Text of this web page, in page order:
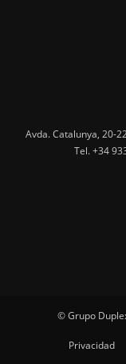
Avda. Catalunya, 20-
Tel. +34
© Grupo
Privacidad